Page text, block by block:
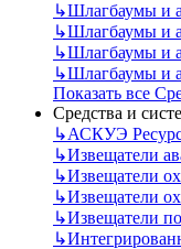
↳Шлагбаумы и
↳Шлагбаумы и
↳Шлагбаумы и
↳Шлагбаумы и
Показать все
Средства и
↳АСКУЭ
↳Извещатели
↳Извещатели
↳Извещатели
↳Извещатели
↳